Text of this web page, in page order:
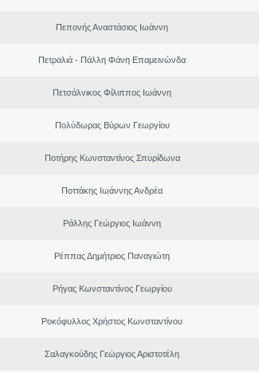
Πεπονής Αναστάσιος Ιωάννη
Πετραλιά - Πάλλη Φάνη Επαμεινώνδα
Πετσάλνικος Φίλιππος Ιωάννη
Πολύδωρας Βύρων Γεωργίου
Ποτήρης Κωνσταντίνος Σπυρίδωνα
Ποττάκης Ιωάννης Ανδρέα
Ράλλης Γεώργιος Ιωάννη
Ρέππας Δημήτριος Παναγιώτη
Ρήγας Κωνσταντίνος Γεωργίου
Ροκόφυλλος Χρήστος Κωνσταντίνου
Σαλαγκούδης Γεώργιος Αριστοτέλη